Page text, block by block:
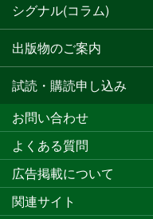
シグナル(コラム)
出版物のご案内
試読・購読申し込み
お問い合わせ
よくある質問
広告掲載について
関連サイト